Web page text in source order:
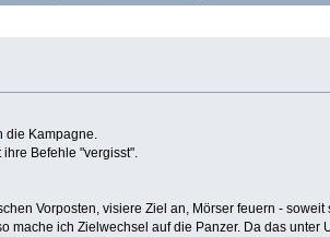
die Kampagne.
Befehle "vergisst".
Vorposten, visiere Ziel an, Mörser feuern - soweit
ich Zielwechsel auf die Panzer. Da das unter